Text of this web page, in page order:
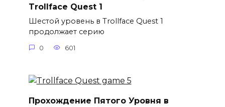
Trollface Quest 1
Шестой уровень в Trollface Quest 1
продолжает серию
0 601
Прохождение Пятого Уровня в